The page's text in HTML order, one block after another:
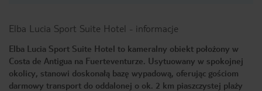
Elba Lucia Sport Suite Hotel - informacje
Elba Lucia Sport Suite Hotel to kameralny obiekt położony w
Costa de Antigua na Fuerteventurze. Usytuowany w spokojnej
okolicy, stanowi doskonałą bazę wypadową, oferując gościom
darmowy transport do oddalonej o ok. 2 km piaszczystej plaży